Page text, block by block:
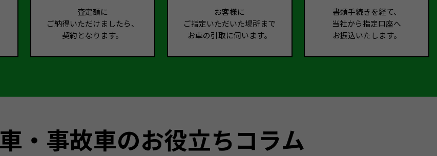
査定額に
ご納得いただけましたら、
契約となります。
お客様に
ご指定いただいた場所まで
お車の引取に伺います。
書類手続きを経て、
当社から指定口座へ
お振込いたします。
・事故車のお役立ちコラム